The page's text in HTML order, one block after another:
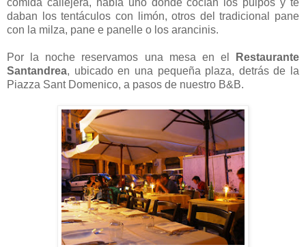
comida callejera, había uno dónde cocían los pulpos y te
daban los tentáculos con limón, otros del tradicional pane
con la milza, pane e panelle o los arancinis.
Por la noche reservamos una mesa en el
Restaurante
Santandrea, ubicado en una pequeña plaza, detrás de la
Piazza Sant Domenico, a pasos de nuestro B&B.